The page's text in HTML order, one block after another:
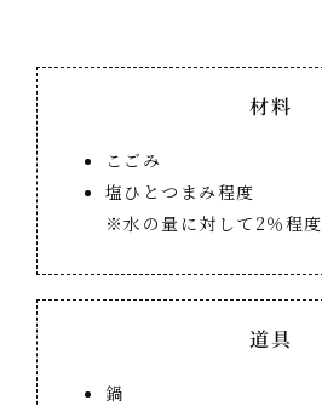
材料
こごみ
塩ひとつまみ程度
※水の量に対して2％程度
道具
鍋